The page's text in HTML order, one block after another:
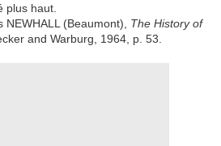
plus haut.
(Beaumont), The History of
and Warburg, 1964, p. 53.